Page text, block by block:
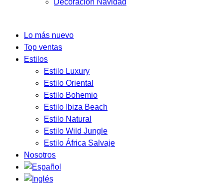
Decoración Navidad
Lo más nuevo
Top ventas
Estilos
Estilo Luxury
Estilo Oriental
Estilo Bohemio
Estilo Ibiza Beach
Estilo Natural
Estilo Wild Jungle
Estilo África Salvaje
Nosotros